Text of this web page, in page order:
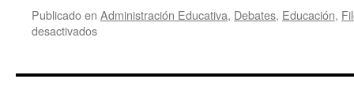
Publicado en Administración Educativa, Debates, Educación,
desactivadosen
en